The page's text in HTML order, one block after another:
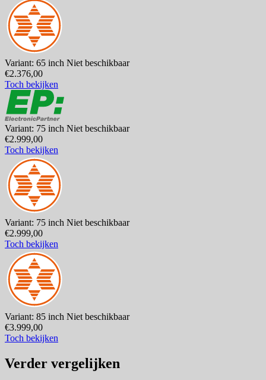
Variant: 65 inch Niet beschikbaar
€2.376,00
Toch bekijken
Variant: 75 inch Niet beschikbaar
€2.999,00
Toch bekijken
Variant: 75 inch Niet beschikbaar
€2.999,00
Toch bekijken
Variant: 85 inch Niet beschikbaar
€3.999,00
Toch bekijken
Verder vergelijken